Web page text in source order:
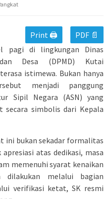
Print 🖨
PDF 📄
pagi di lingkungan Dinas
dan Desa (DPMD) Kutai
istimewa. Bukan hanya
menjadi panggung
Sipil Negara (ASN) yang
secara simbolis dari Kepala
ini bukan sekadar formalitas
atas dedikasi, masa
memenuhi syarat kenaikan
dilakukan melalui bagian
verifikasi ketat, SK resmi